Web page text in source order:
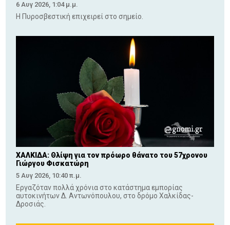
6 Αυγ 2026, 1:04 μ.μ.
Η Πυροσβεστική επιχειρεί στο σημείο.
ΧΑΛΚΙΔΑ: Θλίψη για τον πρόωρο θάνατο του 57χρονου
Γιώργου Φισκατώρη
5 Αυγ 2026, 10:40 π.μ.
Εργαζόταν πολλά χρόνια στο κατάστημα εμπορίας
αυτοκινήτων Δ. Αντωνόπουλου, στο δρόμο Χαλκίδας-
Δροσιάς.